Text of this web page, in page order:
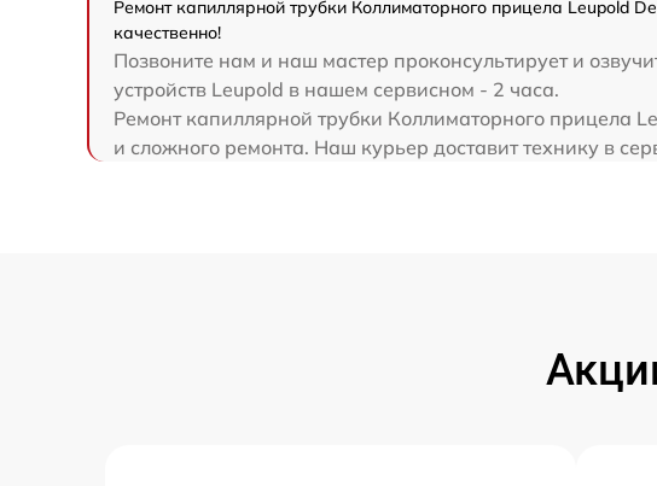
Ремонт капиллярной трубки Коллиматорного прицела Leupold
качественно!
Позвоните нам и наш мастер проконсультирует и
устройств Leupold в нашем сервисном - 2 часа.
Ремонт капиллярной трубки Коллиматорного прицела
и сложного ремонта. Наш курьер доставит технику в